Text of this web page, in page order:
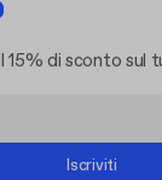
15% di sconto sul
Iscriviti